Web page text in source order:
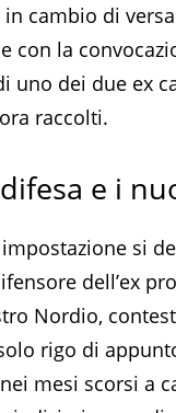
cambio di
con la
uno dei due ex
raccolti.
e i
si
dell’ex
Nordio,
rigo di
mesi scorsi a